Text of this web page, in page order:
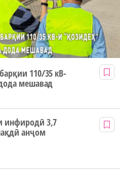
110/35 кВ-
мешавад
инфиродӣ 3,7
анҷом